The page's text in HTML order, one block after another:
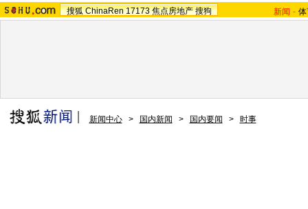
搜狐 ChinaRen 17173 焦点房地产 搜狗 新闻 -
新闻中心 > 国内新闻 > 国内要闻 > 时事